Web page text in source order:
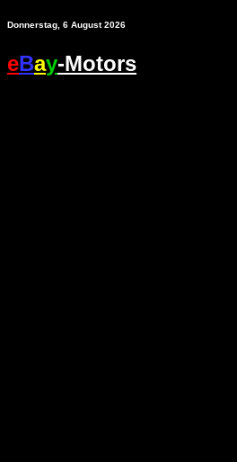
Donnerstag, 6 August 2026
eBay-Motors